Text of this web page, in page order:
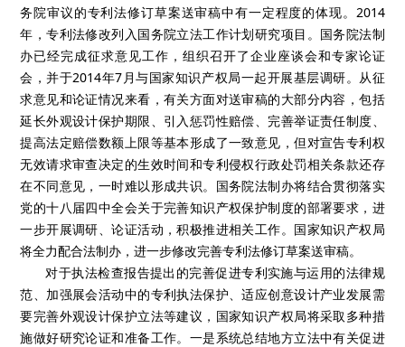
务院审议的专利法修订草案送审稿中有一定程度的体现。2014
年，专利法修改列入国务院立法工作计划研究项目。国务院法制
办已经完成征求意见工作，组织召开了企业座谈会和专家论证
会，并于2014年7月与国家知识产权局一起开展基层调研。从征
求意见和论证情况来看，有关方面对送审稿的大部分内容，包括
延长外观设计保护期限、引入惩罚性赔偿、完善举证责任制度、
提高法定赔偿数额上限等基本形成了一致意见，但对宣告专利权
无效请求审查决定的生效时间和专利侵权行政处罚相关条款还存
在不同意见，一时难以形成共识。国务院法制办将结合贯彻落实
党的十八届四中全会关于完善知识产权保护制度的部署要求，进
一步开展调研、论证活动，积极推进相关工作。国家知识产权局
将全力配合法制办，进一步修改完善专利法修订草案送审稿。
对于执法检查报告提出的完善促进专利实施与运用的法律规
范、加强展会活动中的专利执法保护、适应创意设计产业发展需
要完善外观设计保护立法等建议，国家知识产权局将采取多种措
施做好研究论证和准备工作。一是系统总结地方立法中有关促进